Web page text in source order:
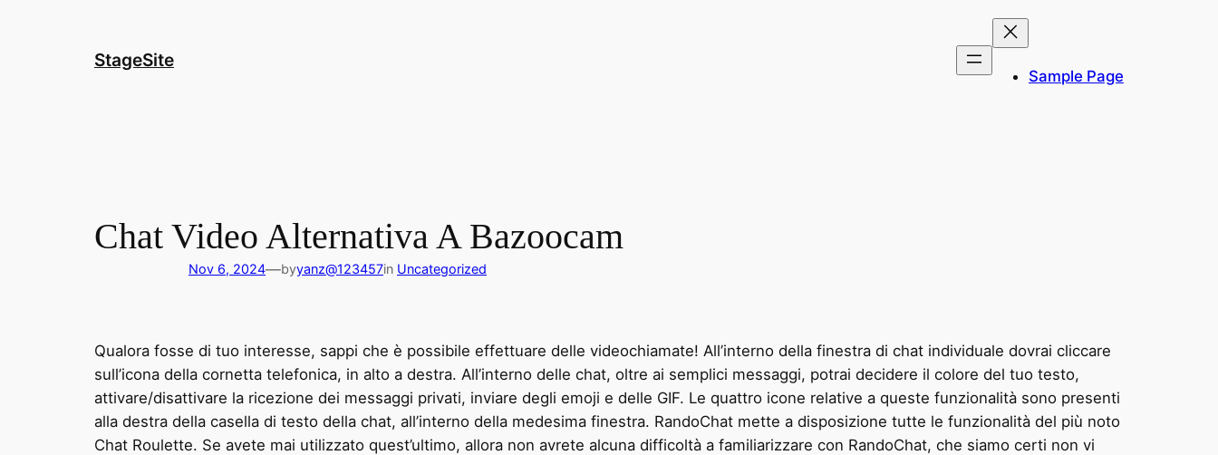
StageSite
Sample Page
Chat Video Alternativa A Bazoocam
Nov 6, 2024—byyanz@123457in Uncategorized
Qualora fosse di tuo interesse, sappi che è possibile effettuare delle videochiamate! All’interno della finestra di chat individuale dovrai cliccare
sull’icona della cornetta telefonica, in alto a destra. All’interno delle chat, oltre ai semplici messaggi, potrai decidere il colore del tuo testo,
attivare/disattivare la ricezione dei messaggi privati, inviare degli emoji e delle GIF. Le quattro icone relative a queste funzionalità sono presenti
alla destra della casella di testo della chat, all’interno della medesima finestra. RandoChat mette a disposizione tutte le funzionalità del più noto
Chat Roulette. Se avete mai utilizzato quest’ultimo, allora non avrete alcuna difficoltà a familiarizzare con RandoChat, che siamo certi non vi